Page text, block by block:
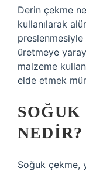
Derin çekme
kullanılarak
üretmeye
malzeme
elde etmek
NEDIR?
Soğuk çekme,